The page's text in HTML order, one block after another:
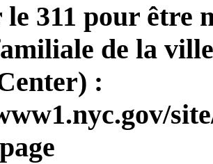
311 pour être
de la
: